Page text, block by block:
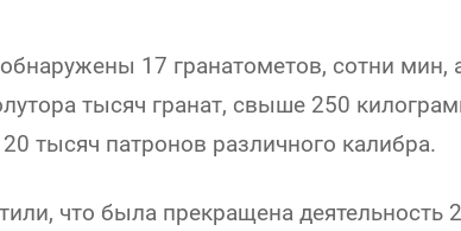
17 гранатометов, сотни мин,
тысяч гранат, свыше 250
тысяч патронов различного калибра.
что была прекращена деятельность